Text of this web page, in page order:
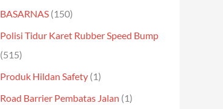
BASARNAS (150)
Polisi Tidur Karet Rubber Speed Bump
(515)
Produk Hildan Safety (1)
Road Barrier Pembatas Jalan (1)